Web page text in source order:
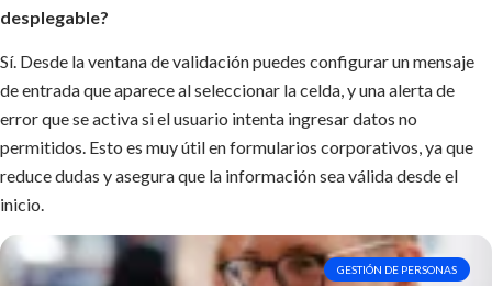
desplegable?
Sí. Desde la ventana de validación puedes configurar un mensaje
de entrada que aparece al seleccionar la celda, y una alerta de
error que se activa si el usuario intenta ingresar datos no
permitidos. Esto es muy útil en formularios corporativos, ya que
reduce dudas y asegura que la información sea válida desde el
inicio.
GESTIÓN DE PERSONAS